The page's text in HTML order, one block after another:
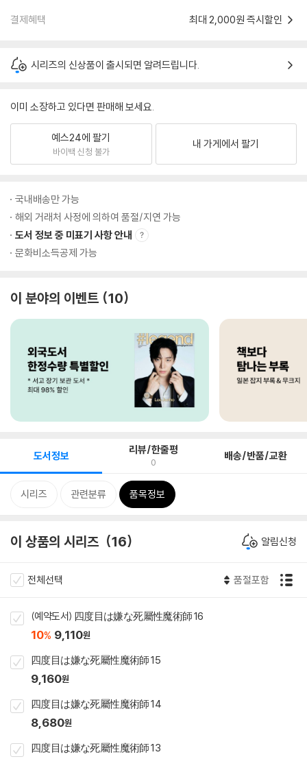
결제혜택 최대 2,000원 즉시할인
시리즈의 신상품이 출시되면 알려드립니다.
이미 소장하고 있다면 판매해 보세요.
예스24에 팔기
바이백 신청 불가
내 가게에서 팔기
국내배송만 가능
해외 거래처 사정에 의하여 품절/지연 가능
도서 정보 중 미표기 사항 안내
문화비소득공제 가능
이 분야의 이벤트 10
도서정보 리뷰/한줄평
0 배송/반품/교환
시리즈 관련분류 품목정보
이 상품의 시리즈 16 알림신청
전체선택 품절포함
(예약도서) 四度目は嫌な死屬性魔術師 16
10% 9,110원
四度目は嫌な死屬性魔術師 15
9,160원
四度目は嫌な死屬性魔術師 14
8,680원
四度目は嫌な死屬性魔術師 13